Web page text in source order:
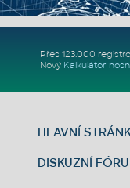
Přes 123.000
Nový Kalkulátor
HLAVNÍ
DISKUZNÍ